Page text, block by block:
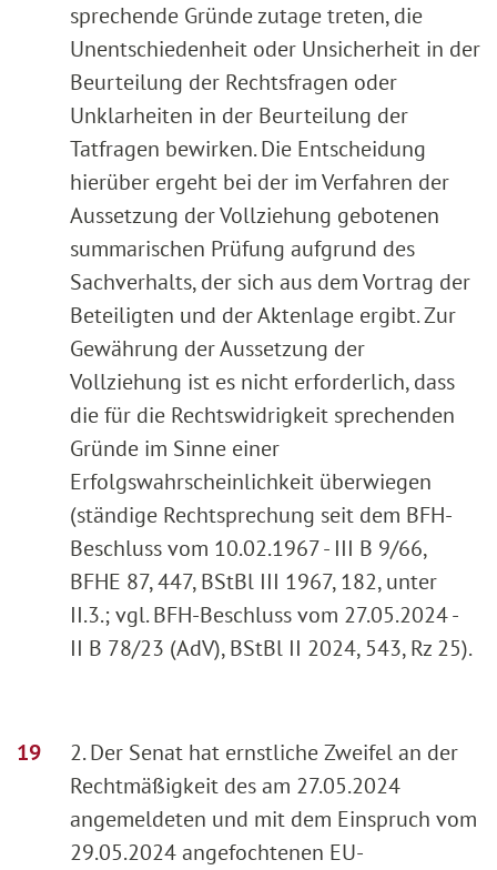
sprechende Gründe zutage treten, die
Unentschiedenheit oder Unsicherheit in der
Beurteilung der Rechtsfragen oder
Unklarheiten in der Beurteilung der
Tatfragen bewirken. Die Entscheidung
hierüber ergeht bei der im Verfahren der
Aussetzung der Vollziehung gebotenen
summarischen Prüfung aufgrund des
Sachverhalts, der sich aus dem Vortrag der
Beteiligten und der Aktenlage ergibt. Zur
Gewährung der Aussetzung der
Vollziehung ist es nicht erforderlich, dass
die für die Rechtswidrigkeit sprechenden
Gründe im Sinne einer
Erfolgswahrscheinlichkeit überwiegen
(ständige Rechtsprechung seit dem BFH-
Beschluss vom 10.02.1967 - III B 9/66,
BFHE 87, 447, BStBl III 1967, 182, unter
II.3.; vgl. BFH-Beschluss vom 27.05.2024 -
II B 78/23 (AdV), BStBl II 2024, 543, Rz 25).
2. Der Senat hat ernstliche Zweifel an der
Rechtmäßigkeit des am 27.05.2024
angemeldeten und mit dem Einspruch vom
29.05.2024 angefochtenen EU-